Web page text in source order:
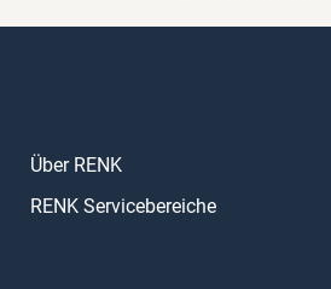
Über RENK
RENK Servicebereiche